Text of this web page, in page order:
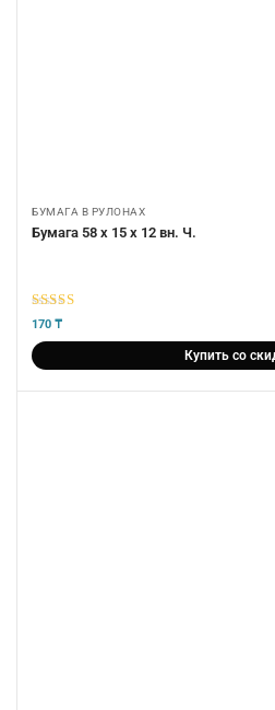
БУМАГА В РУЛОНАХ
Бумага 58 х 15 х 12 вн. Ч.
5из 5
170 ₸
Купить со